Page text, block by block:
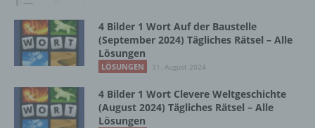
4 Bilder 1 Wort Auf der Baustelle
(September 2024) Tägliches Rätsel – Alle
Lösungen
LÖSUNGEN 31. August 2024
4 Bilder 1 Wort Clevere Weltgeschichte
(August 2024) Tägliches Rätsel – Alle
Lösungen
Daten wie das Erheben, das Erfassen, die
Organisation, das Ordnen, die Speicherung,
die Anpassung oder Veränderung, das
Auslesen, das Abfragen, die Verwendung,
Verbreitung oder eine andere Form der
Bereitstellung, den Abgleich oder die
Verknüpfung, die Einschränkung, das